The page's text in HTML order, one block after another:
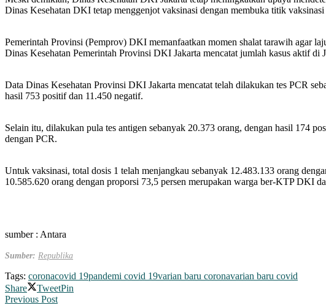
Dinas Kesehatan DKI tetap menggenjot vaksinasi dengan membuka titik
Pemerintah Provinsi (Pemprov) DKI memanfaatkan momen shalat tarawih agar
Dinas Kesehatan Pemerintah Provinsi DKI Jakarta mencatat jumlah kasus aktif
Data Dinas Kesehatan Provinsi DKI Jakarta mencatat telah dilakukan tes PCR
hasil 753 positif dan 11.450 negatif.
Selain itu, dilakukan pula tes antigen sebanyak 20.373 orang, dengan hasil 174
dengan PCR.
Untuk vaksinasi, total dosis 1 telah menjangkau sebanyak 12.483.133 orang
10.585.620 orang dengan proporsi 73,5 persen merupakan warga ber-KTP DKI
sumber : Antara
Sumber: Republika
Tags: coronacovid 19pandemi covid 19varian baru coronavarian baru covid
Share
TweetPin
Previous Post